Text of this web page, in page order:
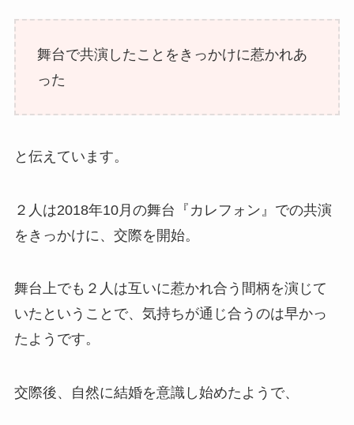
舞台で共演したことをきっかけに惹かれあ
った
と伝えています。
２人は2018年10月の舞台『カレフォン』での共演
をきっかけに、交際を開始。
舞台上でも２人は互いに惹かれ合う間柄を演じて
いたということで、気持ちが通じ合うのは早かっ
たようです。
交際後、自然に結婚を意識し始めたようで、